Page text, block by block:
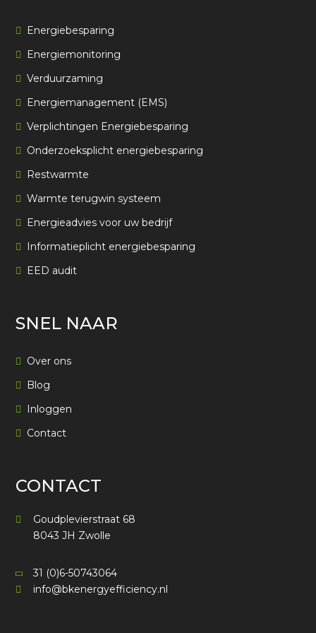
Energiebesparing
Energiemonitoring
Verduurzaming
Energiemanagement (EMS)
Verplichtingen Energiebesparing
Onderzoeksplicht energiebesparing
Restwarmte
Warmte terugwin systeem
Energieadvies voor uw bedrijf
Informatieplicht energiebesparing
EED audit
SNEL NAAR
Over ons
Blog
Inloggen
Contact
CONTACT
Goudplevierstraat 68
8043 JH Zwolle
31 (0)6-50743064
info@bkenergyefficiency.nl